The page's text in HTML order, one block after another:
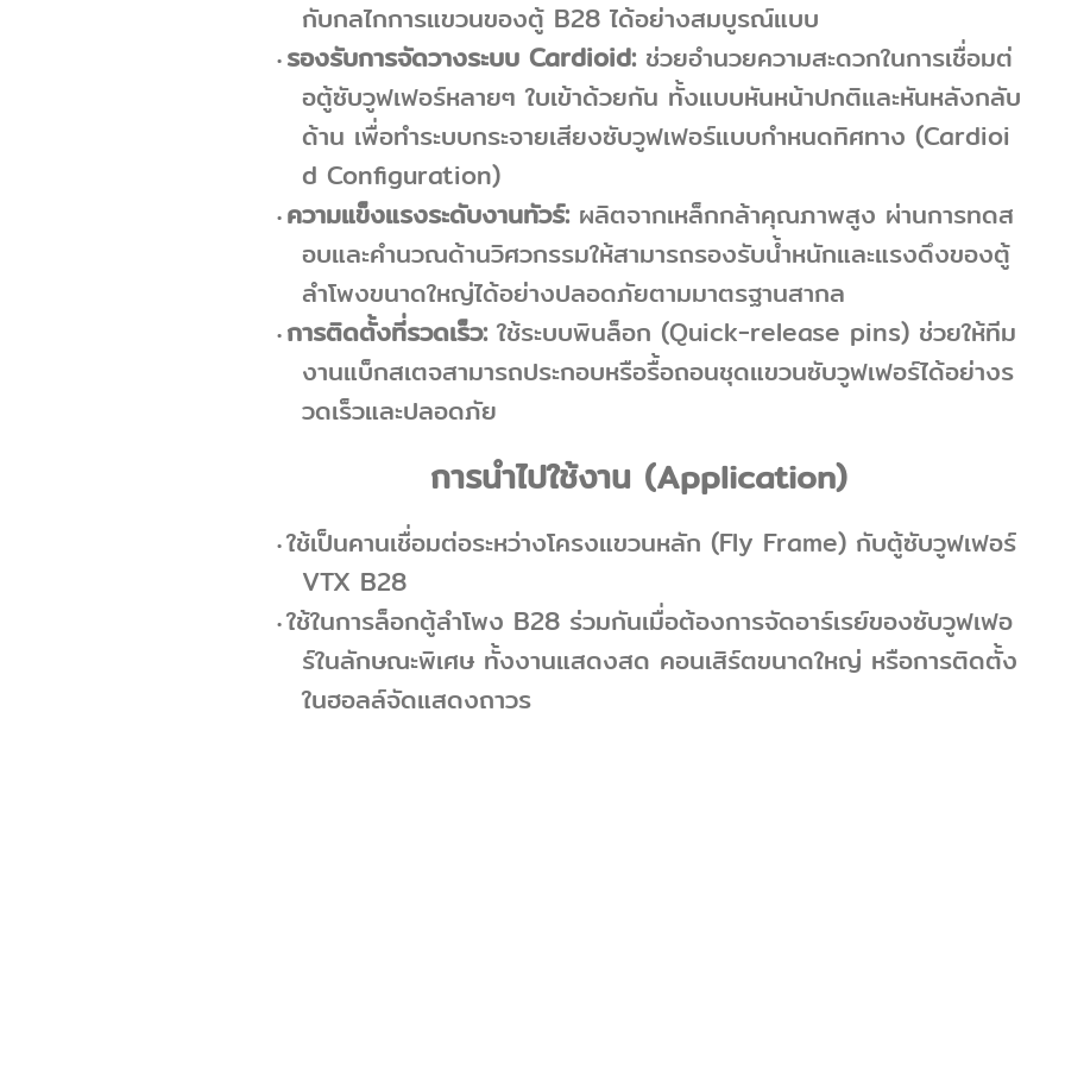
กับกลไกการแขวนของตู้ B28 ได้อย่างสมบูรณ์แบบ
รองรับการจัดวางระบบ Cardioid:ช่วยอำนวยความสะดวกในการเชื่อมต่
อตู้ซับวูฟเฟอร์หลายๆ ใบเข้าด้วยกัน ทั้งแบบหันหน้าปกติและหันหลังกลับ
ด้าน เพื่อทำระบบกระจายเสียงซับวูฟเฟอร์แบบกำหนดทิศทาง (Cardioi
d Configuration)
ความแข็งแรงระดับงานทัวร์:ผลิตจากเหล็กกล้าคุณภาพสูง ผ่านการทดส
อบและคำนวณด้านวิศวกรรมให้สามารถรองรับน้ำหนักและแรงดึงของตู้
ลำโพงขนาดใหญ่ได้อย่างปลอดภัยตามมาตรฐานสากล
การติดตั้งที่รวดเร็ว:ใช้ระบบพินล็อก (Quick-release pins) ช่วยให้ทีม
งานแบ็กสเตจสามารถประกอบหรือรื้อถอนชุดแขวนซับวูฟเฟอร์ได้อย่างร
วดเร็วและปลอดภัย
การนำไปใช้งาน (Application)
ใช้เป็นคานเชื่อมต่อระหว่างโครงแขวนหลัก (Fly Frame) กับตู้ซับวูฟเฟอร์
VTX B28
ใช้ในการล็อกตู้ลำโพง B28 ร่วมกันเมื่อต้องการจัดอาร์เรย์ของซับวูฟเฟอ
ร์ในลักษณะพิเศษ ทั้งงานแสดงสด คอนเสิร์ตขนาดใหญ่ หรือการติดตั้ง
ในฮอลล์จัดแสดงถาวร